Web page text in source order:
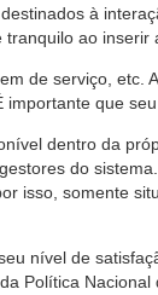
à
ao inserir
de serviço, etc.
que
dentro da
do
isso, somente
nível de
Política